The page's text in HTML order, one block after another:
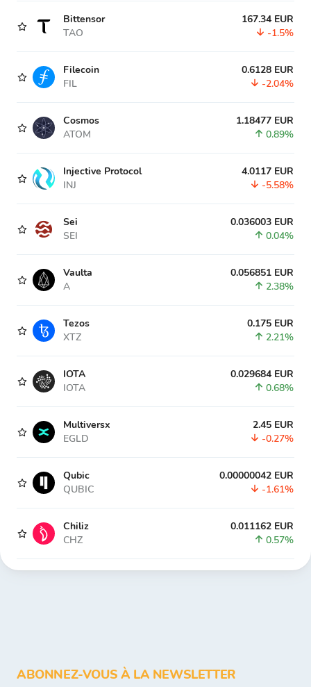
Bittensor
TAO
167.34 EUR
-1.5%
Filecoin
FIL
0.6128 EUR
-2.04%
Cosmos
ATOM
1.18477 EUR
0.89%
Injective Protocol
INJ
4.0117 EUR
-5.58%
Sei
SEI
0.036003 EUR
0.04%
Vaulta
A
0.056851 EUR
2.38%
Tezos
XTZ
0.175 EUR
2.21%
IOTA
IOTA
0.029684 EUR
0.68%
Multiversx
EGLD
2.45 EUR
-0.27%
Qubic
QUBIC
0.00000042 EUR
-1.61%
Chiliz
CHZ
0.011162 EUR
0.57%
ABONNEZ-VOUS À LA NEWSLETTER